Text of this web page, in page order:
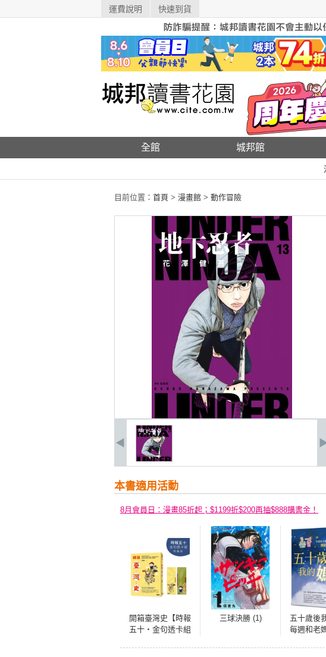
運費說明 快速到貨
全館 城邦館
目前位置： 首頁 > 漫畫館 > 動作冒險
本書適用活動
8月會員日：漫畫85折起；$1199折$200再抽$888購書金！
開箱臺灣史【時報
五十‧金句透卡組
三球決勝 (1)
五十歲後
每週和老